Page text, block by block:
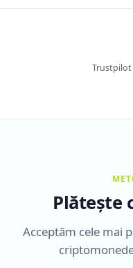
Trustpilot
Plătește
Acceptăm cele mai